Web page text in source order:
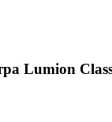
Lumion